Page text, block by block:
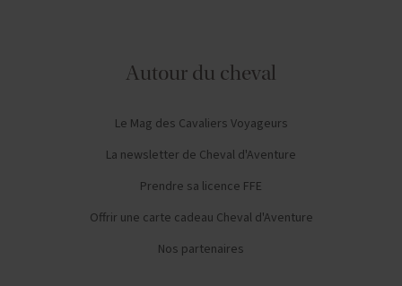
Autour du cheval
Le Mag des Cavaliers Voyageurs
La newsletter de Cheval d'Aventure
Prendre sa licence FFE
Offrir une carte cadeau Cheval d'Aventure
Nos partenaires